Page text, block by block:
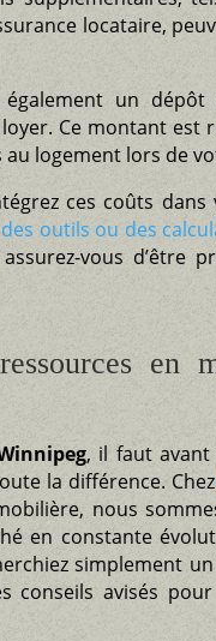
locataire,
également un
Ce montant est
logement lors de
ces coûts
des outils ou des
vous d’être
en
, il faut
la différence. Chez
nous
en constante
simplement
conseils avisés